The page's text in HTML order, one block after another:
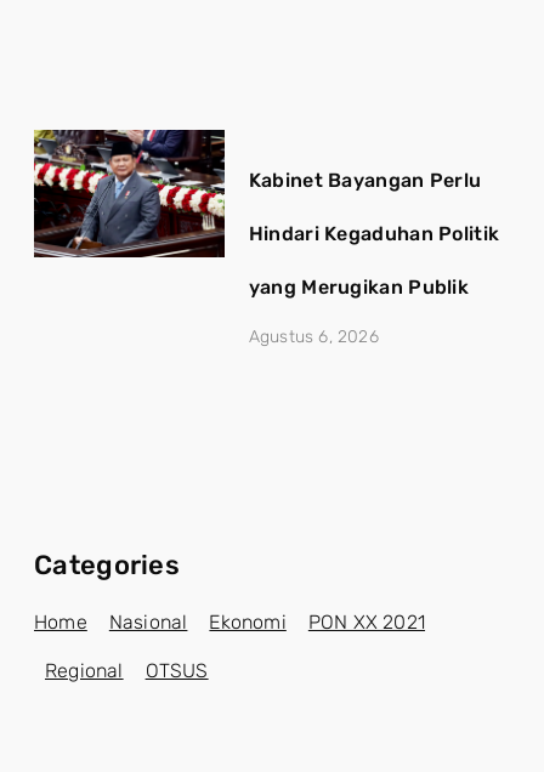
Kabinet Bayangan Perlu
Hindari Kegaduhan Politik
yang Merugikan Publik
Agustus 6, 2026
Categories
Home Nasional Ekonomi PON XX 2021
Regional OTSUS